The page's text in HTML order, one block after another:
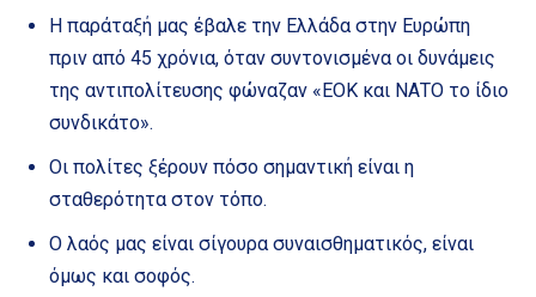
Η παράταξή μας έβαλε την Ελλάδα στην Ευρώπη
πριν από 45 χρόνια, όταν συντονισμένα οι δυνάμεις
της αντιπολίτευσης φώναζαν «ΕΟΚ και ΝΑΤΟ το ίδιο
συνδικάτο».
Οι πολίτες ξέρουν πόσο σημαντική είναι η
σταθερότητα στον τόπο.
Ο λαός μας είναι σίγουρα συναισθηματικός, είναι
όμως και σοφός.